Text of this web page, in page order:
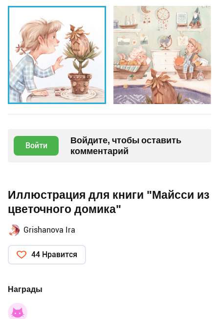
Войти
Войдите, чтобы оставить
комментарий
Иллюстрация для книги "Майсси из
цветочного домика"
Grishanova Ira
44 Нравится
Награды